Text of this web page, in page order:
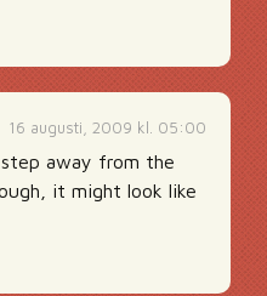
16 augusti, 2009 kl. 05:00
away from the
it might look like